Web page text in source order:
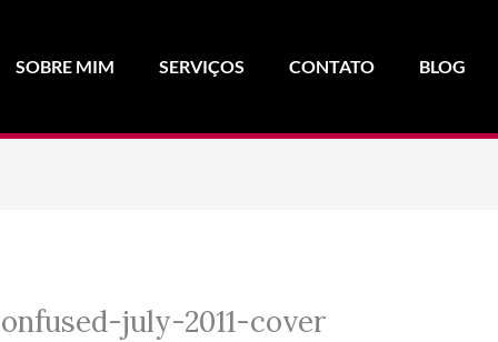
SOBRE MIM SERVIÇOS CONTATO BLOG
july-2011-cover